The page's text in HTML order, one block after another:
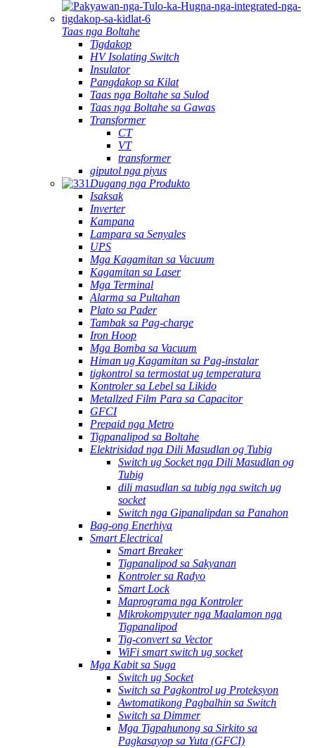
Taas nga Boltahe
Tigdakop
HV Isolating Switch
Insulator
Pangdakop sa Kilat
Taas nga Boltahe sa Sulod
Taas nga Boltahe sa Gawas
Transformer
CT
VT
transformer
giputol nga piyus
Dugang nga Produkto
Isaksak
Inverter
Kampana
Lampara sa Senyales
UPS
Mga Kagamitan sa Vacuum
Kagamitan sa Laser
Mga Terminal
Alarma sa Pultahan
Plato sa Pader
Tambak sa Pag-charge
Iron Hoop
Mga Bomba sa Vacuum
Himan ug Kagamitan sa Pag-instalar
tigkontrol sa termostat ug temperatura
Kontroler sa Lebel sa Likido
Metallzed Film Para sa Capacitor
GFCI
Prepaid nga Metro
Tigpanalipod sa Boltahe
Elektrisidad nga Dili Masudlan og Tubig
Switch ug Socket nga Dili Masudlan og
Tubig
dili masudlan sa tubig nga switch ug
socket
Switch nga Gipanalipdan sa Panahon
Bag-ong Enerhiya
Smart Electrical
Smart Breaker
Tigpanalipod sa Sakyanan
Kontroler sa Radyo
Smart Lock
Maprograma nga Kontroler
Mikrokompyuter nga Maalamon nga
Tigpanalipod
Tig-convert sa Vector
WiFi smart switch ug socket
Mga Kabit sa Suga
Switch ug Socket
Switch sa Pagkontrol ug Proteksyon
Awtomatikong Pagbalhin sa Switch
Switch sa Dimmer
Mga Tigpahunong sa Sirkito sa
Pagkasayop sa Yuta (GFCI)